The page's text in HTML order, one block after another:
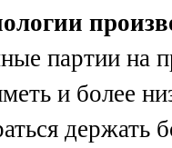
партии на
и более